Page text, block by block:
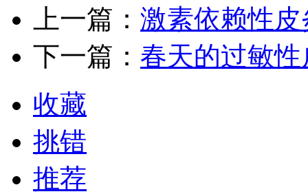
上一篇： 激素依赖性
下一篇： 春天的过敏
收藏
挑错
推荐